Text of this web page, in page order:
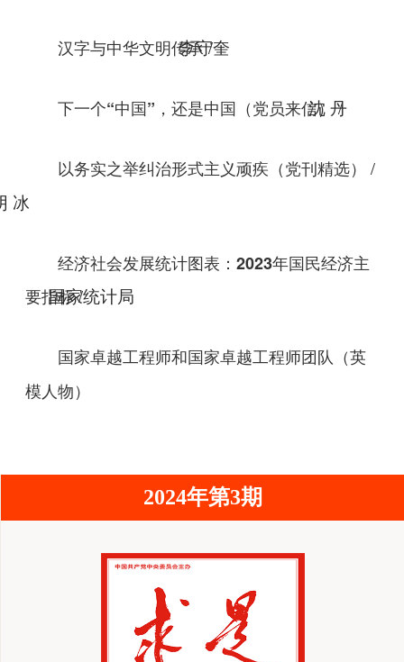
汉字与中华文明传承/
李守奎
下一个“中国”，还是中国 （党员来信）/
沈 丹
以务实之举纠治形式主义顽疾 （党刊精选） /
冰
经济社会发展统计图表：2023年国民经济主
要指标/
国家统计局
国家卓越工程师和国家卓越工程师团队 （英
模人物）
2024年第3期